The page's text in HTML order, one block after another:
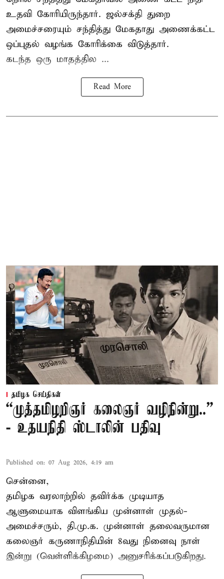
உதவி கோரியிருந்தார். ஜல்சக்தி துறை
அமைச்சரையும் சந்தித்து மேகதாது அணைக்கட்ட
ஒப்புதல் வழங்க கோரிக்கை விடுத்தார்.
கடந்த ஒரு மாதத்தில ...
Read More
தமிழக செய்திகள்
“முத்தமிழறிஞர் கலைஞர் வழிநின்று..”
- உதயநிதி ஸ்டாலின் பதிவு
Published on: 07 Aug 2026, 4:19 am
சென்னை,
தமிழக வரலாற்றில் தவிர்க்க முடியாத
ஆளுமையாக விளங்கிய முன்னாள் முதல்-
அமைச்சரும், தி.மு.க. முன்னாள் தலைவருமான
கலைஞர் கருணாநிதியின் 8வது நினைவு நாள்
இன்று (வெள்ளிக்கிழமை) அனுசரிக்கப்படுகிறது.